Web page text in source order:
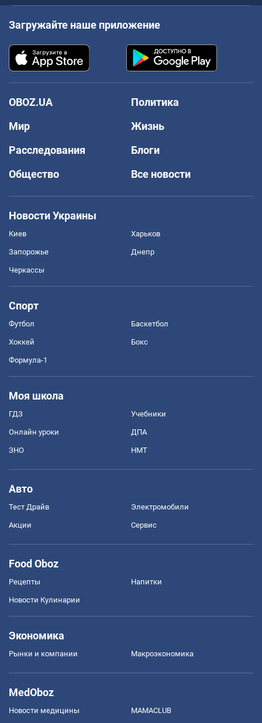
Загружайте наше приложение
OBOZ.UA
Политика
Мир
Жизнь
Расследования
Блоги
Общество
Все новости
Новости Украины
Киев Харьков
Запорожье Днепр
Черкассы
Спорт
Футбол Баскетбол
Хоккей Бокс
Формула-1
Моя школа
ГДЗ Учебники
Онлайн уроки ДПА
ЗНО НМТ
Авто
Тест Драйв Электромобили
Акции Сервис
Food Oboz
Рецепты Напитки
Новости Кулинарии
Экономика
Рынки и компании Mакроэкономика
MedOboz
Новости медицины MAMACLUB